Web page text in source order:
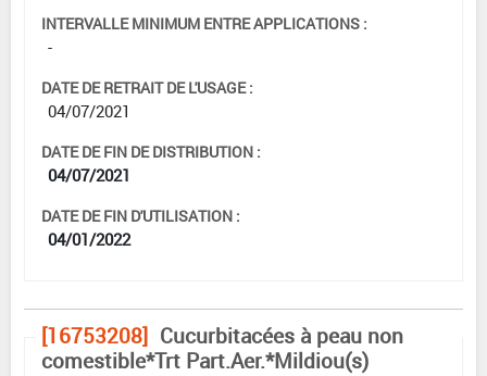
INTERVALLE MINIMUM ENTRE APPLICATIONS :
-
DATE DE RETRAIT DE L'USAGE :
04/07/2021
DATE DE FIN DE DISTRIBUTION :
04/07/2021
DATE DE FIN D'UTILISATION :
04/01/2022
[16753208] Cucurbitacées à peau non
comestible*Trt Part.Aer.*Mildiou(s)